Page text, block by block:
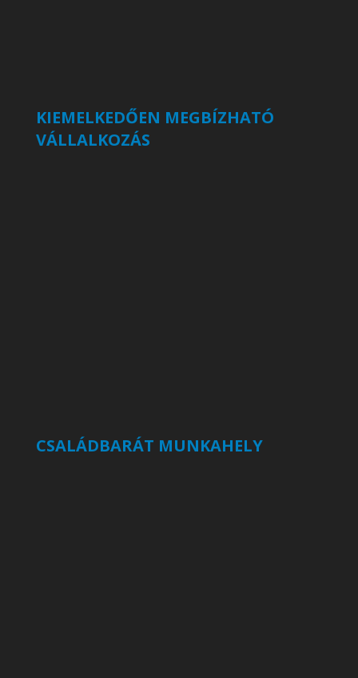
KIEMELKEDŐEN MEGBÍZHATÓ
VÁLLALKOZÁS
CSALÁDBARÁT MUNKAHELY